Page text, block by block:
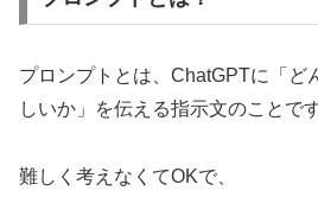
プロンプトとは、ChatGPTに「ど
しいか」を伝える指示文のことです
難しく考えなくてOKで、